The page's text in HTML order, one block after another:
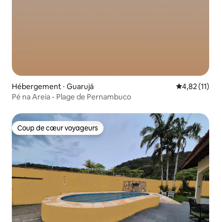
Hébergement ⋅ Guarujá Évaluation
4,82 (11)
Pé na Areia - Plage de Pernambuco
Coup de cœur voyageurs
Coup de cœur voyageurs